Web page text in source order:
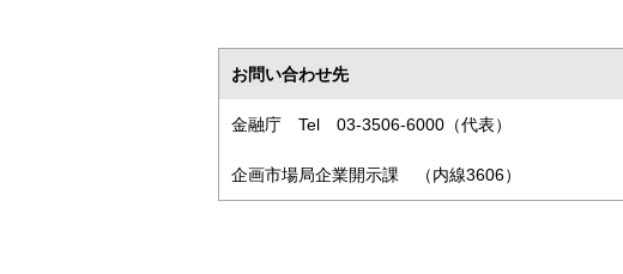
お問い合わせ先
金融庁 Tel 03-3506-6000（代表）
企画市場局企業開示課 （内線3606）